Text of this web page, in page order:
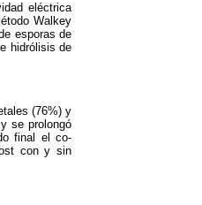
eléctrica
Walkey
esporas de
hidrólisis de
(76%) y
se prolongó
final el co-
con y sin